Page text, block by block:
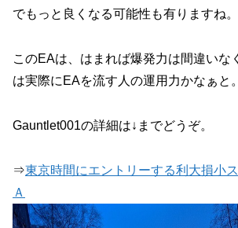
でもっと良くなる可能性も有りますね。
このEAは、はまれば爆発力は間違いな
は実際にEAを流す人の運用力かなぁと。
Gauntlet001の詳細は↓までどうぞ。
⇒東京時間にエントリーする利大損小
Ａ